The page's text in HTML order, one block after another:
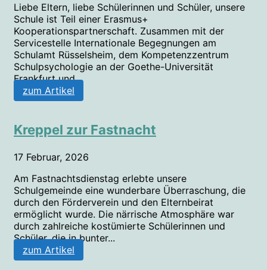
Liebe Eltern, liebe Schülerinnen und Schüler, unsere
Schule ist Teil einer Erasmus+
Kooperationspartnerschaft. Zusammen mit der
Servicestelle Internationale Begegnungen am
Schulamt Rüsselsheim, dem Kompetenzzentrum
Schulpsychologie an der Goethe-Universität
Frankfurt und...
zum Artikel
Kreppel zur Fastnacht
17 Februar, 2026
Am Fastnachtsdienstag erlebte unsere
Schulgemeinde eine wunderbare Überraschung, die
durch den Förderverein und den Elternbeirat
ermöglicht wurde. Die närrische Atmosphäre war
durch zahlreiche kostümierte Schülerinnen und
Schüler, die in bunter...
zum Artikel